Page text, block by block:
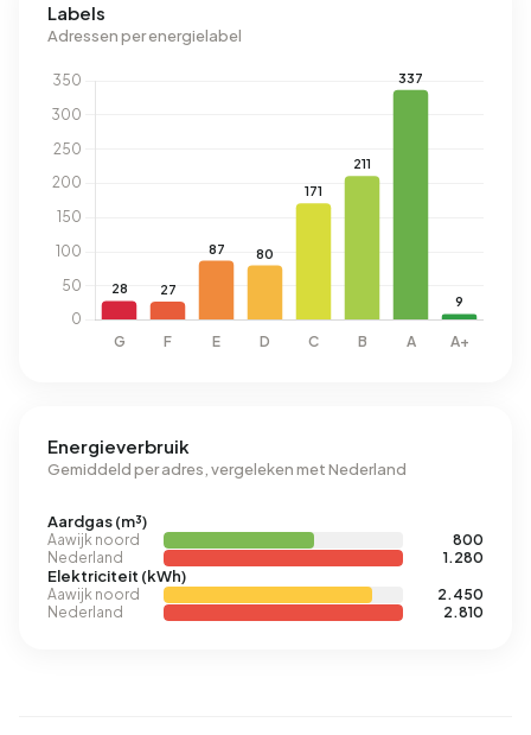
Labels
Adressen per energielabel
Energieverbruik
Gemiddeld per adres, vergeleken met Nederland
Aardgas (m³)
Aawijk noord
800
Nederland
1.280
Elektriciteit (kWh)
Aawijk noord
2.450
Nederland
2.810